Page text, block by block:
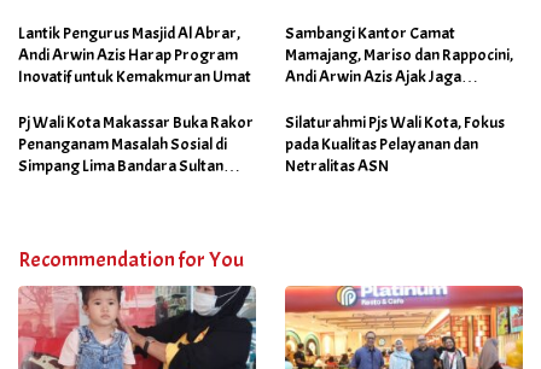
Lantik Pengurus Masjid Al Abrar,
Andi Arwin Azis Harap Program
Inovatif untuk Kemakmuran Umat
Sambangi Kantor Camat
Mamajang, Mariso dan Rappocini,
Andi Arwin Azis Ajak Jaga
Program Sabtu Bersih
Pj Wali Kota Makassar Buka Rakor
Penanganam Masalah Sosial di
Simpang Lima Bandara Sultan
Silaturahmi Pjs Wali Kota, Fokus
pada Kualitas Pelayanan dan
Netralitas ASN
Recommendation for You